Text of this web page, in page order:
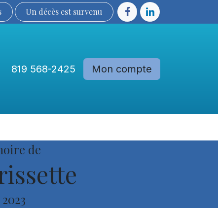
Un décès est sur​​​​​​​​ve​nu​​​​​​​​​​
819 568-2425 Mon compte
de
2023